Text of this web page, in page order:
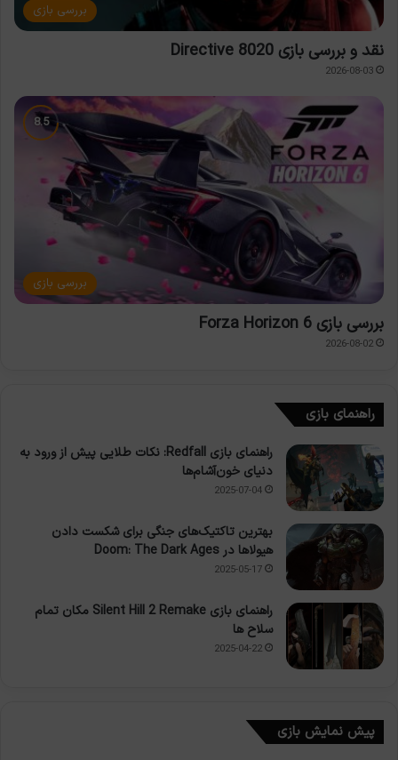
بررسی بازی
نقد و بررسی بازی Directive 8020
2026-08-03
بررسی بازی
بررسی بازی Forza Horizon 6
2026-08-02
راهنمای بازی
راهنمای بازی Redfall: نکات طلایی پیش از ورود به
دنیای خون‌آشام‌ها
2025-07-04
بهترین تاکتیک‌های جنگی برای شکست دادن
هیولاها در Doom: The Dark Ages
2025-05-17
راهنمای بازی Silent Hill 2 Remake مکان تمام
سلاح ها
2025-04-22
پیش نمایش بازی